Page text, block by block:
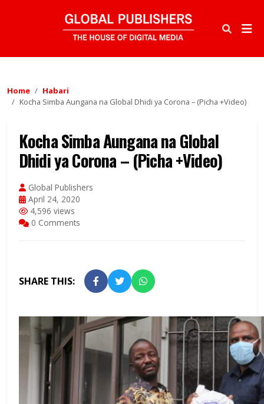
Home
Habari
Kocha Simba Aungana na Global Dhidi ya Corona – (Picha +Video)
Kocha Simba Aungana na Global
Dhidi ya Corona – (Picha +Video)
Global Publishers
April 24, 2020
4,596 views
0 Comments
SHARE THIS: